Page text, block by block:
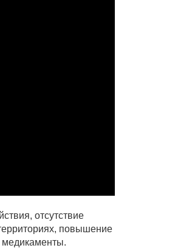
отсутствие
повышение
медикаменты.